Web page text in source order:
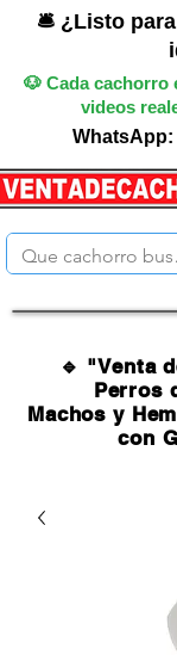
🛎️ ¿Listo
🐶 Cada cachorro
videos
WhatsApp:
🔹 "Venta
Perros
Machos y
con